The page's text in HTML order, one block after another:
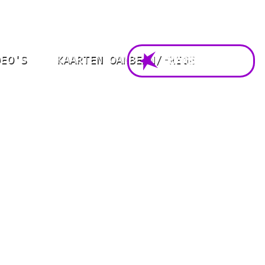
KAARTEN OANBEAN/FREGEFOARSTELLING